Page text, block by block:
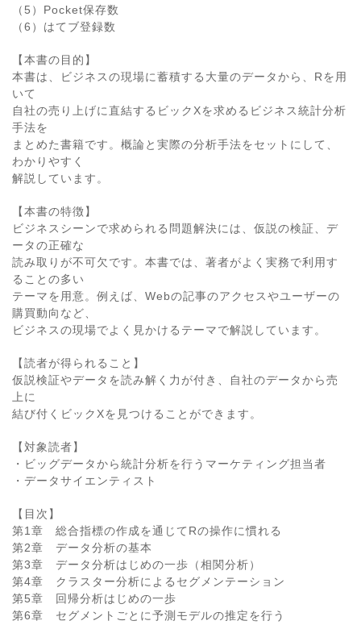
（5）Pocket保存数
（6）はてブ登録数
【本書の目的】
本書は、ビジネスの現場に蓄積する大量のデータから、Rを用
いて
自社の売り上げに直結するビックXを求めるビジネス統計分析
手法を
まとめた書籍です。概論と実際の分析手法をセットにして、
わかりやすく
解説しています。
【本書の特徴】
ビジネスシーンで求められる問題解決には、仮説の検証、デ
ータの正確な
読み取りが不可欠です。本書では、著者がよく実務で利用す
ることの多い
テーマを用意。例えば、Webの記事のアクセスやユーザーの
購買動向など、
ビジネスの現場でよく見かけるテーマで解説しています。
【読者が得られること】
仮説検証やデータを読み解く力が付き、自社のデータから売
上に
結び付くビックXを見つけることができます。
【対象読者】
・ビッグデータから統計分析を行うマーケティング担当者
・データサイエンティスト
【目次】
第1章 総合指標の作成を通じてRの操作に慣れる
第2章 データ分析の基本
第3章 データ分析はじめの一歩（相関分析）
第4章 クラスター分析によるセグメンテーション
第5章 回帰分析はじめの一歩
第6章 セグメントごとに予測モデルの推定を行う